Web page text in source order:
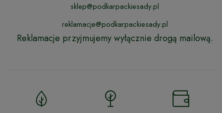
sklep@podkarpackiesady.pl
reklamacje@podkarpackiesady.pl
Reklamacje przyjmujemy wyłącznie drogą mailową.